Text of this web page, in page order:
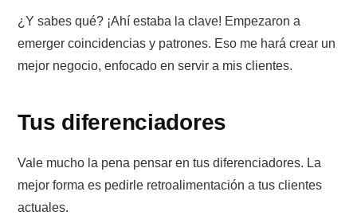
¿Y sabes qué? ¡Ahí estaba la clave! Empezaron a
emerger coincidencias y patrones. Eso me hará crear un
mejor negocio, enfocado en servir a mis clientes.
Tus diferenciadores
Vale mucho la pena pensar en tus diferenciadores. La
mejor forma es pedirle retroalimentación a tus clientes
actuales.